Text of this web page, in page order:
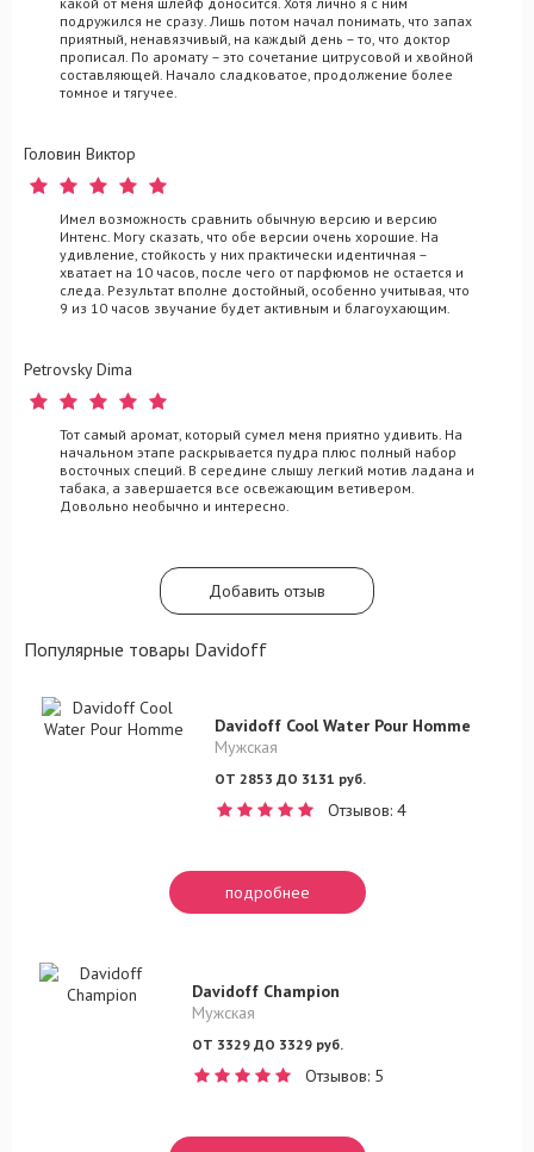
подружился не сразу. Лишь потом начал понимать, что запах
приятный, ненавязчивый, на каждый день – то, что доктор
прописал. По аромату – это сочетание цитрусовой и хвойной
составляющей. Начало сладковатое, продолжение более
томное и тягучее.
Головин Виктор
Имел возможность сравнить обычную версию и версию
Интенс. Могу сказать, что обе версии очень хорошие. На
удивление, стойкость у них практически идентичная –
хватает на 10 часов, после чего от парфюмов не остается и
следа. Результат вполне достойный, особенно учитывая, что
9 из 10 часов звучание будет активным и благоухающим.
Petrovsky Dima
Тот самый аромат, который сумел меня приятно удивить. На
начальном этапе раскрывается пудра плюс полный набор
восточных специй. В середине слышу легкий мотив ладана и
табака, а завершается все освежающим ветивером.
Довольно необычно и интересно.
Добавить отзыв
Популярные товары Davidoff
Davidoff Cool Water Pour Homme
Мужская
ОТ 2853 ДО 3131 руб.
Отзывов: 4
подробнее
Davidoff Champion
Мужская
ОТ 3329 ДО 3329 руб.
Отзывов: 5